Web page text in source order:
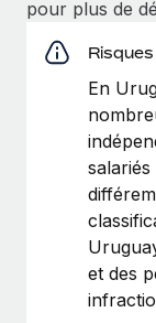
pour plus de
En
et des